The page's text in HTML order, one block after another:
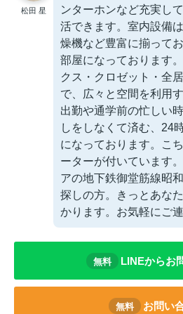
松田 星
ンターホンなど充実し
活できます。室内設備
燥機など豊富に揃って
部屋になっております
クス・クロゼット・全
で、広々と空間を利用
出勤や通学前の忙しい
しをしなくて済む、24
になっております。こ
ーターが付いています
アの地下鉄御堂筋線昭
探しの方。きっとあな
かります。お気軽にご
無料 LINEからお
無料 お問い